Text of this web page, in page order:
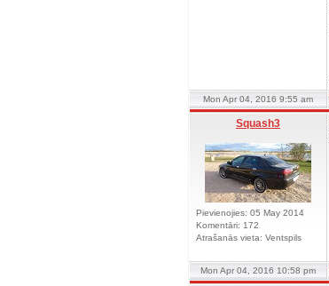
Mon Apr 04, 2016 9:55 am
Squash3
Pievienojies: 05 May 2014
Komentāri: 172
Atrašanās vieta: Ventspils
Mon Apr 04, 2016 10:58 pm